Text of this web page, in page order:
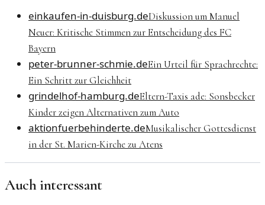
einkaufen-in-duisburg.deDiskussion um Manuel
Neuer: Kritische Stimmen zur Entscheidung des FC
Bayern
peter-brunner-schmie.deEin Urteil für Sprachrechte:
Ein Schritt zur Gleichheit
grindelhof-hamburg.deEltern-Taxis ade: Sonsbecker
Kinder zeigen Alternativen zum Auto
aktionfuerbehinderte.deMusikalischer Gottesdienst
in der St. Marien-Kirche zu Atens
Auch interessant